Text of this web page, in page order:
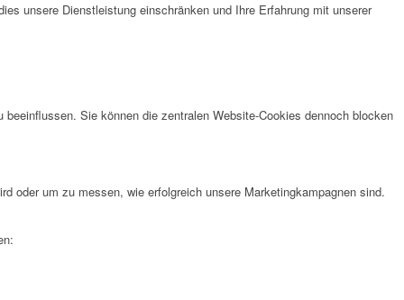
unsere Dienstleistung einschränken und Ihre Erfahrung mit unserer
Sie können die zentralen Website-Cookies dennoch blocken
oder um zu messen, wie erfolgreich unsere Marketingkampagnen sind.